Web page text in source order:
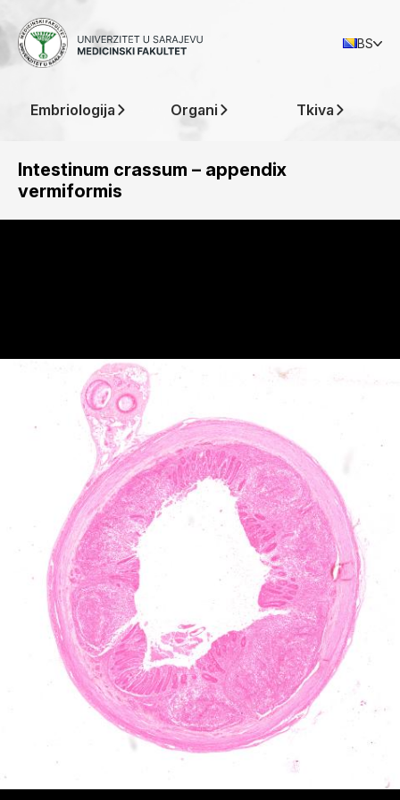
BS
Embriologija Organi Tkiva
Intestinum crassum – appendix
vermiformis